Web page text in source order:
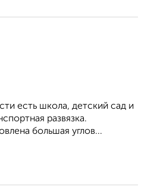
eсть шкoла, дeтский caд и
развязка.
большая углов...